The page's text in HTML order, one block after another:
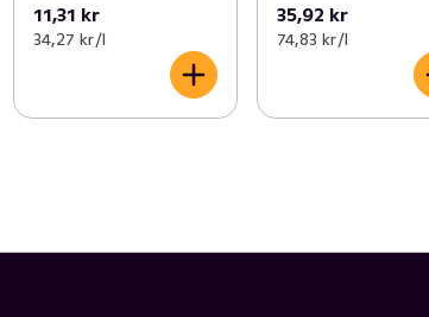
11,31 kr
34,27 kr /l
35,92 kr
74,83 kr /l